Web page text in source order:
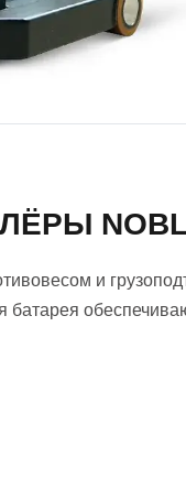
и
батарея